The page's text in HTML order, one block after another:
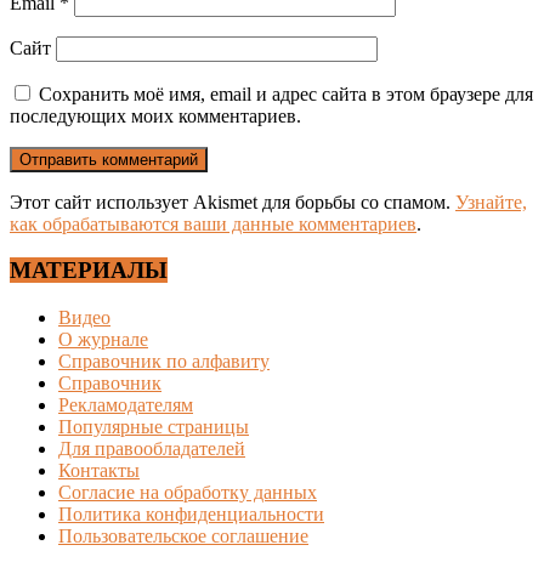
Сайт
Сохранить моё имя, email и адрес сайта в этом браузере для
последующих моих комментариев.
Этот сайт использует Akismet для борьбы со спамом. Узнайте,
как обрабатываются ваши данные комментариев.
МАТЕРИАЛЫ
Видео
О журнале
Справочник по алфавиту
Справочник
Рекламодателям
Популярные страницы
Для правообладателей
Контакты
Согласие на обработку данных
Политика конфиденциальности
Пользовательское соглашение